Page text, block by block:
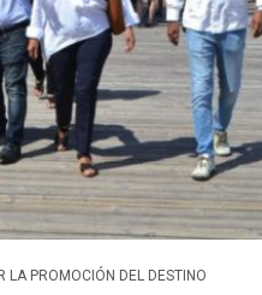
LA PROMOCIÓN DEL DESTINO